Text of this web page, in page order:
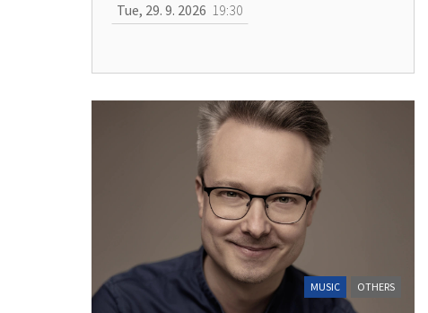
Tue, 29. 9. 2026 19:30
MUSIC OTHERS